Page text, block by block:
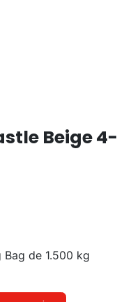
Beige 4-
Bag de 1.500 kg